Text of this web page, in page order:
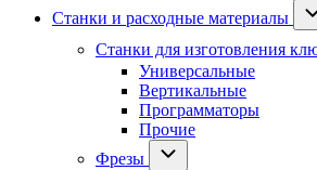
Станки и расходные материалы
Станки для изготовления
Универсальные
Вертикальные
Программаторы
Прочие
Фрезы